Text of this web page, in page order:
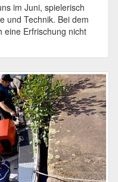
im Juni, spielerisch
und Technik. Bei dem
eine Erfrischung nicht